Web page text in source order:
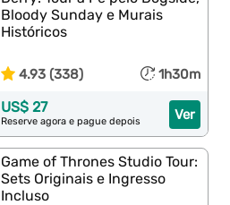
Bloody Sunday e Murais
Históricos
4.93 (338) 1h30m
Ver
US$ 27
Reserve agora e pague depois
Game of Thrones Studio Tour:
Sets Originais e Ingresso
Incluso